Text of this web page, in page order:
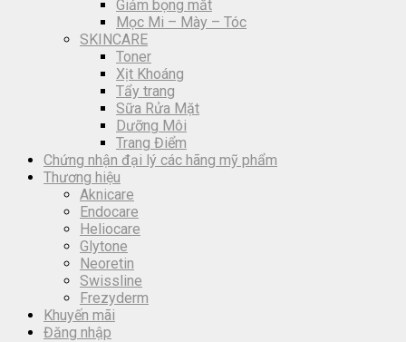
Giảm bọng mắt
Mọc Mi – Mày – Tóc
SKINCARE
Toner
Xịt Khoáng
Tẩy trang
Sữa Rửa Mặt
Dưỡng Môi
Trang Điểm
Chứng nhận đại lý các hãng mỹ phẩm
Thương hiệu
Aknicare
Endocare
Heliocare
Glytone
Neoretin
Swissline
Frezyderm
Khuyến mãi
Đăng nhập